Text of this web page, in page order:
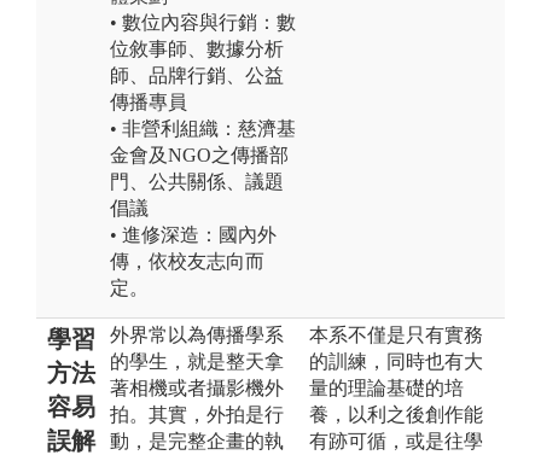
• 數位內容與行銷：數
位敘事師、數據分析
師、品牌行銷、公益
傳播專員
• 非營利組織：慈濟基
金會及NGO之傳播部
門、公共關係、議題
倡議
• 進修深造：國內外
傳，依校友志向而
定。
學習
方法
容易
誤解
外界常以為傳播學系
的學生，就是整天拿
著相機或者攝影機外
拍。其實，外拍是行
動，是完整企畫的執
本系不僅是只有實務
的訓練，同時也有大
量的理論基礎的培
養，以利之後創作能
有跡可循，或是往學